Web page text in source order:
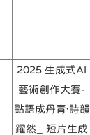
2025 生成式AI
藝術創作大賽-
點語成丹青·詩韻
躍然_ 短片生成